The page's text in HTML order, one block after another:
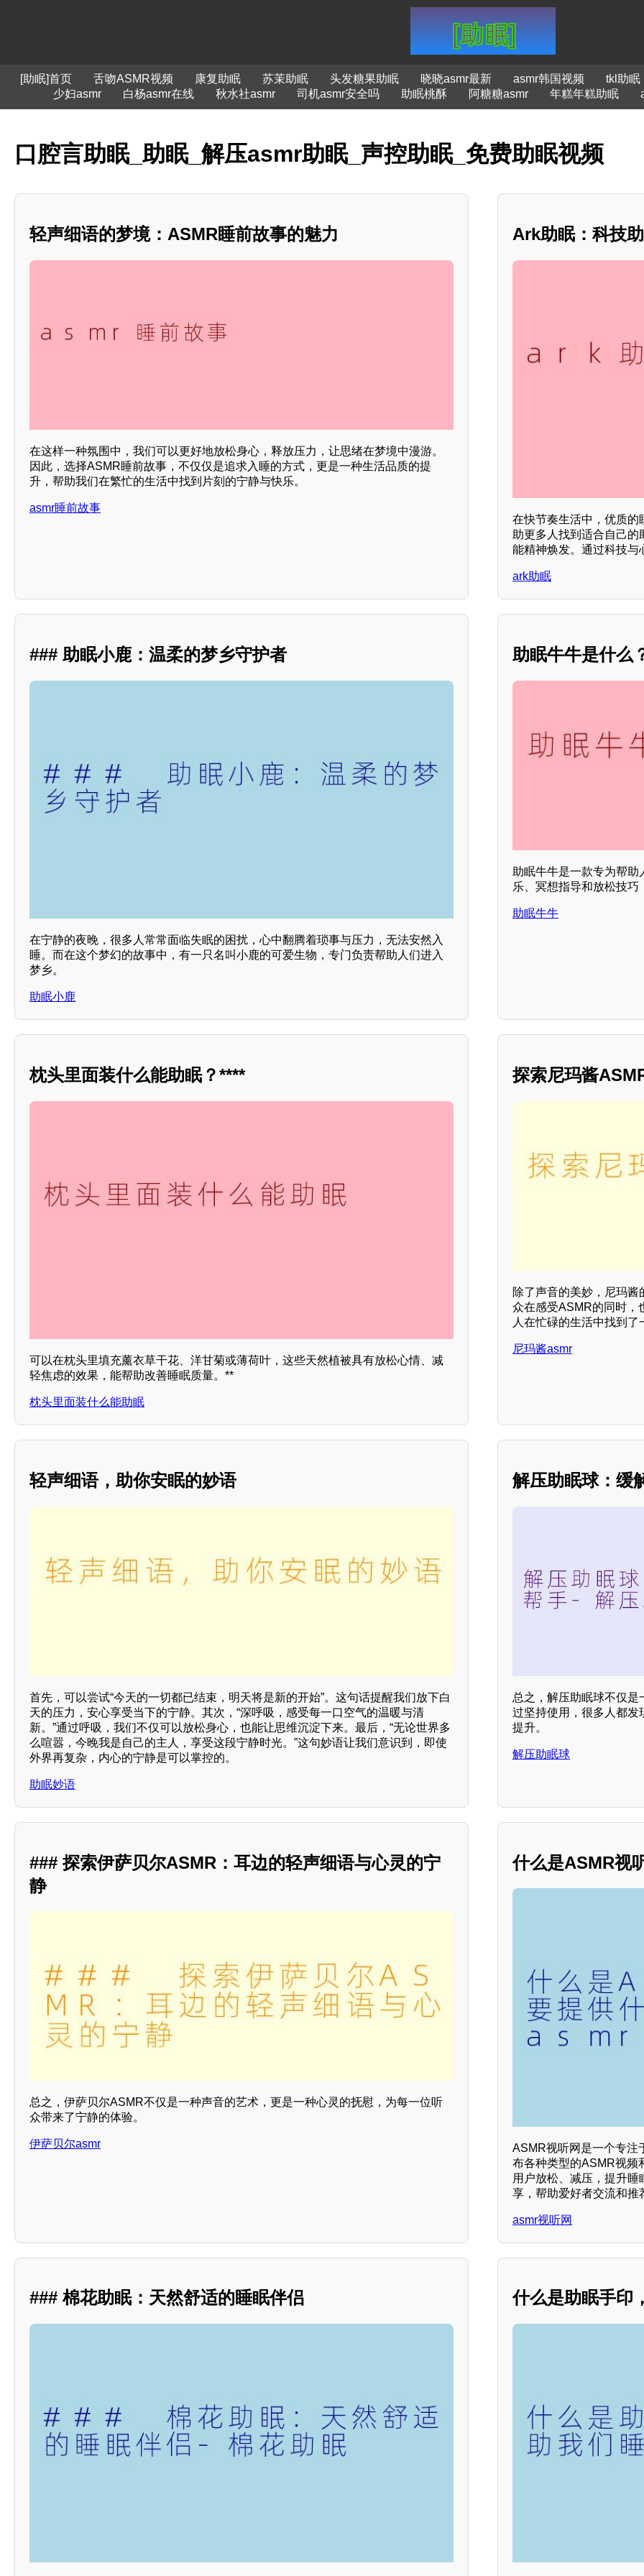
[助眠]首页 舌吻ASMR视频 康复助眠 苏茉助眠 头发糖果助眠 晓晓asmr最新 asmr韩国视频
tkl助眠
少妇asmr
白杨asmr在线 秋水社asmr 司机asmr安全吗 助眠桃酥 阿糖糖asmr 年糕年糕助眠
口腔言助眠_助眠_解压asmr助眠_声控助眠_免费助眠视频
轻声细语的梦境：ASMR睡前故事的魅力
在这样一种氛围中，我们可以更好地放松身心，释放压力，让思绪在梦境中漫游。
因此，选择ASMR睡前故事，不仅仅是追求入睡的方式，更是一种生活品质的提
升，帮助我们在繁忙的生活中找到片刻的宁静与快乐。
asmr睡前故事
Ark助眠：科技
在快节奏生活中，优质的
助更多人找到适合自己
能精神焕发。通过科技与
ark助眠
### 助眠小鹿：温柔的梦乡守护者
在宁静的夜晚，很多人常常面临失眠的困扰，心中翻腾着琐事与压力，无法安然入
睡。而在这个梦幻的故事中，有一只名叫小鹿的可爱生物，专门负责帮助人们进入
梦乡。
助眠小鹿
助眠牛牛是什么
助眠牛牛是一款专为帮
乐、冥想指导和放松技
助眠牛牛
枕头里面装什么能助眠？****
可以在枕头里填充薰衣草干花、洋甘菊或薄荷叶，这些天然植被具有放松心情、减
轻焦虑的效果，能帮助改善睡眠质量。**
枕头里面装什么能助眠
探索尼玛酱
除了声音的美妙，尼玛
众在感受ASMR的同时，
人在忙碌的生活中找到
尼玛酱asmr
轻声细语，助你安眠的妙语
首先，可以尝试“今天的一切都已结束，明天将是新的开始”。这句话提醒我们放下白
天的压力，安心享受当下的宁静。其次，“深呼吸，感受每一口空气的温暖与清
新。”通过呼吸，我们不仅可以放松身心，也能让思维沉淀下来。最后，“无论世界多
么喧嚣，今晚我是自己的主人，享受这段宁静时光。”这句妙语让我们意识到，即使
外界再复杂，内心的宁静是可以掌控的。
助眠妙语
解压助眠球：缓
总之，解压助眠球不仅
过坚持使用，很多人都发
提升。
解压助眠球
### 探索伊萨贝尔ASMR：耳边的轻声细语与心灵的宁
静
总之，伊萨贝尔ASMR不仅是一种声音的艺术，更是一种心灵的抚慰，为每一位听
众带来了宁静的体验。
伊萨贝尔asmr
什么是ASMR视
ASMR视听网是一个专注
布各种类型的ASMR视频
用户放松、减压，提升
享，帮助爱好者交流和推
asmr视听网
### 棉花助眠：天然舒适的睡眠伴侣 什么是助眠手印